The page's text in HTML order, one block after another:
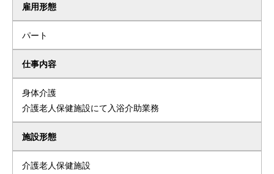
雇用形態
パート
仕事内容
身体介護
介護老人保健施設にて入浴介助業務
施設形態
介護老人保健施設